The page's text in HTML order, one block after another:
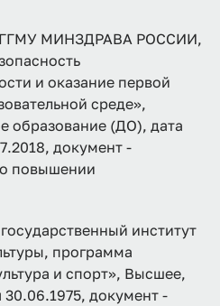
МИНЗДРАВА РОССИИ,
и оказание первой
среде»,
образование (ДО), дата
документ -
повышении
институт
программа
и спорт», Высшее,
30.06.1975, документ -